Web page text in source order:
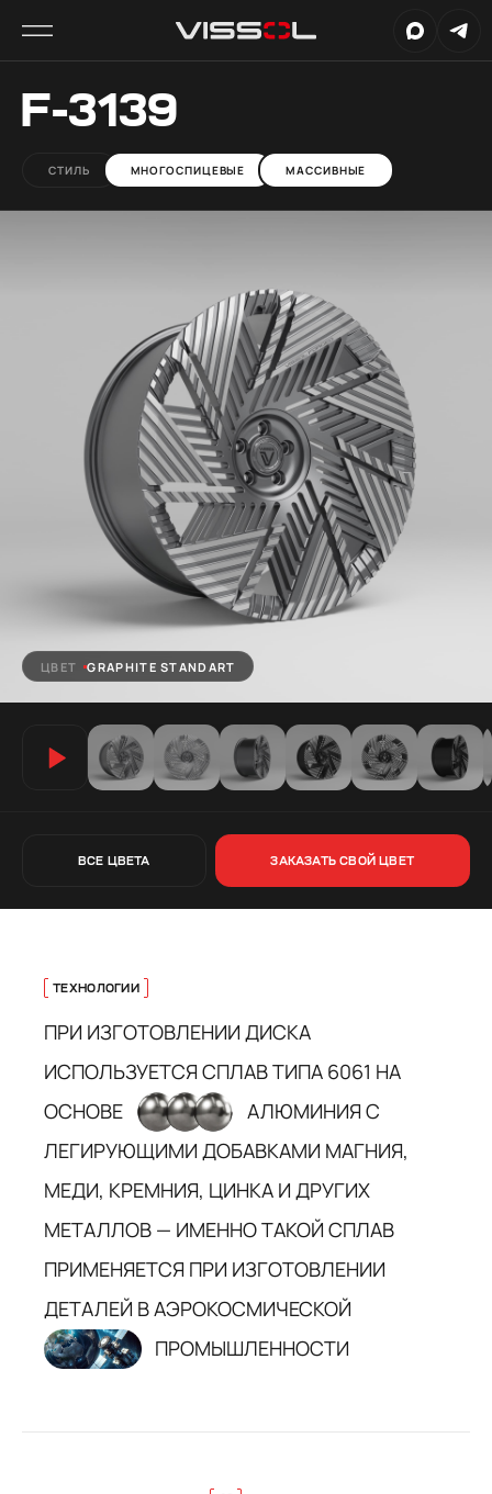
F-3139
СТИЛЬ МНОГОСПИЦЕВЫЕ МАССИВНЫЕ
ВСЕ ЦВЕТА ЗАКАЗАТЬ СВОЙ ЦВЕТ
ЦВЕТ GRAPHITE STANDART
ТЕХНОЛОГИИ
ПРИ ИЗГОТОВЛЕНИИ ДИСКА
ИСПОЛЬЗУЕТСЯ СПЛАВ ТИПА 6061 НА
ОСНОВЕ
АЛЮМИНИЯ С
ЛЕГИРУЮЩИМИ ДОБАВКАМИ МАГНИЯ,
МЕДИ, КРЕМНИЯ, ЦИНКА И ДРУГИХ
МЕТАЛЛОВ — ИМЕННО ТАКОЙ СПЛАВ
ПРИМЕНЯЕТСЯ ПРИ ИЗГОТОВЛЕНИИ
ДЕТАЛЕЙ В АЭРОКОСМИЧЕСКОЙ
ПРОМЫШЛЕННОСТИ